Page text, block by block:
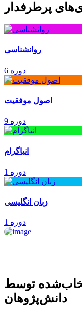
پرطرفدار
روانشناسی
6 دوره
اصول موفقیت
9 دوره
انیاگرام
1 دوره
زبان انگلیسی
1 دوره
توسط
دانش‌پژوهان